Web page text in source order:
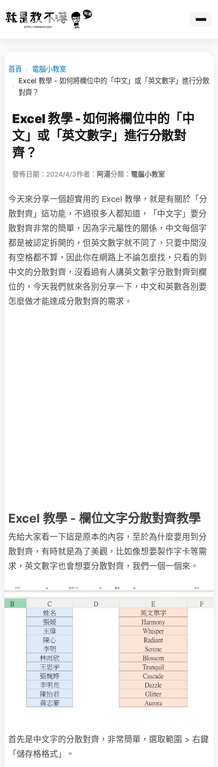
首頁 › 電腦小教室
›
Excel 教學 - 如何將欄位中的「中文」或「英文數字」進行分散
對齊？
Excel 教學 - 如何將欄位中的「中
文」或「英文數字」進行分散對
齊？
發佈日期：2024/4/3作者： 阿湯分類： 電腦小教室
今天來分享一個超實用的 Excel 教學，就是有關於「分
散對齊」這功能，不過很多人都知道，「中文字」要分
散對齊非常的簡單，因為字元屬性的關係，中文每個字
都是被認定拆開的，但英文數字就不同了，只要中間沒
有空格都不算，因此你在網路上不論怎麼找，只看的到
中文的分散對齊，沒看過有人講英文數字分散對齊到欄
位的，今天我們就來各別分享一下，中文和英數各別要
怎麼做才能達成分散對齊的需求。
Excel 教學 - 欄位文字分散對齊教學
先給大家看一下這是原本的內容，至於為什麼要用到分
散對齊，有時就是為了美觀，比如像想要製作字卡等需
求，英文數字也會想要分散對齊，我們一個一個來。
首先是中文字的分散對齊，非常簡單，選取範圍 > 右鍵
「儲存格格式」。